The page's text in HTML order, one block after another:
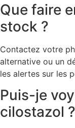
Que faire
stock ?
Contactez votre
alternative ou un
les alertes sur les
Puis-je
cilostazol ?